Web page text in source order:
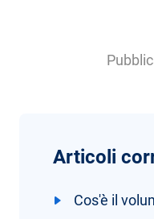
Articoli
Cos'è il